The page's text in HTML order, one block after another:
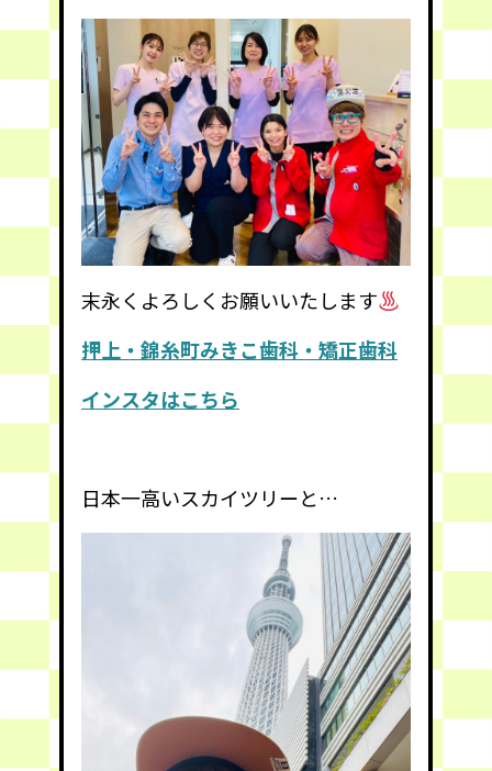
末永くよろしくお願いいたします
押上・錦糸町みきこ歯科・矯正歯科
インスタはこちら
日本一高いスカイツリーと…